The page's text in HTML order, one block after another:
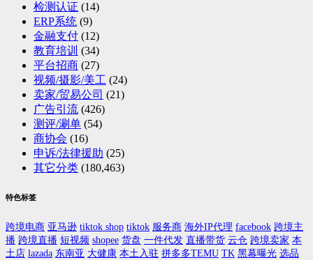
检测认证 (14)
ERP系统 (9)
金融支付 (12)
教育培训 (34)
平台招商 (27)
视频/摄影/美工 (24)
卖家/贸易公司 (21)
广告引流 (426)
测评/涮单 (54)
商协会 (16)
申诉/法律援助 (25)
其它分类 (180,463)
特色标签
跨境电商 亚马逊 tiktok shop tiktok 服务商 海外IP代理 facebook 跨境主
播 跨境直播 短视频 shopee 货盘 一件代发 直播带货 云仓 跨境卖家 本
土店 lazada 东南亚 大健康 本土入驻 拼多多TEMU TK 黑幕曝光 选品